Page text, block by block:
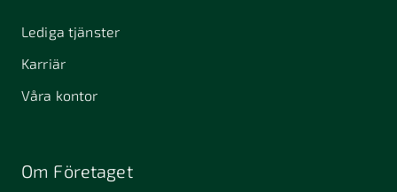
Lediga tjänster
Karriär
Våra kontor
Om Företaget